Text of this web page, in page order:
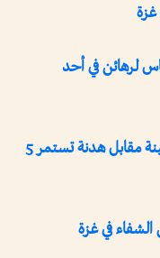
لرهائن في أحد
حماس تعلن استعدادها للإفراج عن 70 رهينة مقابل هدنة تستمر 5
في غزة